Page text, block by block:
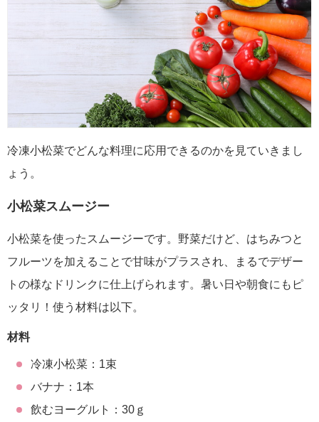
冷凍小松菜でどんな料理に応用できるのかを見ていきまし
ょう。
小松菜スムージー
小松菜を使ったスムージーです。野菜だけど、はちみつと
フルーツを加えることで甘味がプラスされ、まるでデザー
トの様なドリンクに仕上げられます。暑い日や朝食にもピ
ッタリ！使う材料は以下。
材料
冷凍小松菜：1束
バナナ：1本
飲むヨーグルト：30ｇ